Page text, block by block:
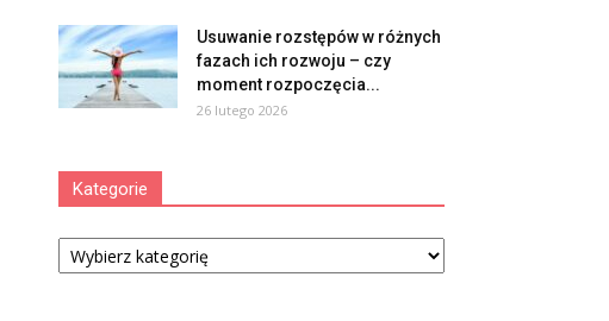
Usuwanie rozstępów w różnych
fazach ich rozwoju – czy
moment rozpoczęcia...
26 lutego 2026
Kategorie
Kategorie